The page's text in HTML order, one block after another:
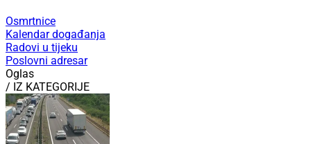
Osmrtnice
Kalendar događanja
Radovi u tijeku
Poslovni adresar
Oglas
/ IZ KATEGORIJE